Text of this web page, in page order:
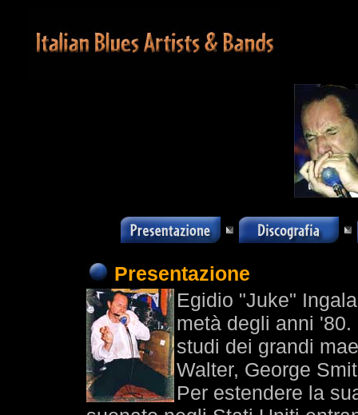
Presentazione
Egidio "Juke"
metà degli anni
studi dei grandi
Walter, George
Per estendere la